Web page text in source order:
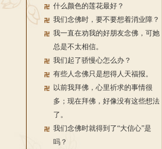
什么颜色的莲花最好？
我们念佛时，要不要想着消业障？
我一直在劝我的好朋友念佛，可她
总是不太相信。
我们起了骄慢心怎么办？
有些人念佛只是想得人天福报。
以前我拜佛，心里祈求的事情很
多；现在拜佛，好像没有这些想法
了。
我们念佛时就得到了“大信心”是
吗？